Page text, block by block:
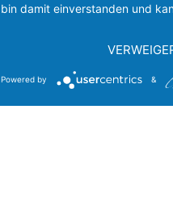
bin damit einverstanden und
Powered by &